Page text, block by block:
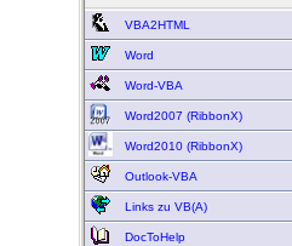
VBA2HTML
Word
Word-VBA
Word2007 (RibbonX)
Word2010 (RibbonX)
Outlook-VBA
Links zu VB(A)
DocToHelp